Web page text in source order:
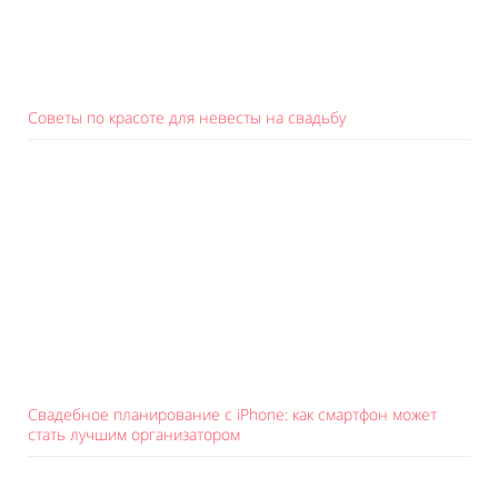
Советы по красоте для невесты на свадьбу
Свадебное планирование с iPhone: как смартфон может
стать лучшим организатором